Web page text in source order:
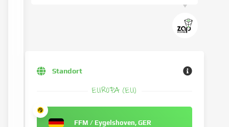
Standort
EUROPA (EU)
FFM / Eygelshoven, GER